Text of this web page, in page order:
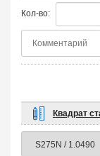
Кол-во:
Квадрат